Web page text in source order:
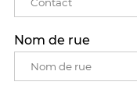
Nom de rue